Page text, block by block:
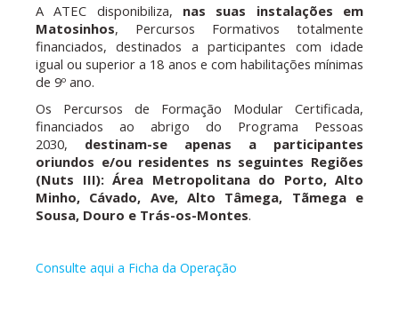
A ATEC disponibiliza, nas suas instalações em
Matosinhos, Percursos Formativos totalmente
financiados, destinados a participantes com idade
igual ou superior a 18 anos e com habilitações mínimas
de 9º ano.
Os Percursos de Formação Modular Certificada,
financiados ao abrigo do Programa Pessoas
2030, destinam-se apenas a participantes
oriundos e/ou residentes ns seguintes Regiões
(Nuts III): Área Metropolitana do Porto, Alto
Minho, Cávado, Ave, Alto Tâmega, Tãmega e
Sousa, Douro e Trás-os-Montes.
Consulte aqui a Ficha da Operação